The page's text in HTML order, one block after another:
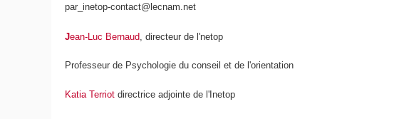
par_inetop-contact@lecnam.net
Jean-Luc Bernaud , directeur de l'netop
Professeur de Psychologie du conseil et de l'orientation
Katia Terriot directrice adjointe de l'Inetop